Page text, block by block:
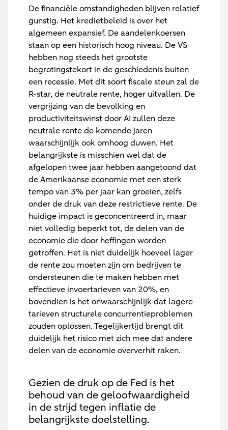
De financiële omstandigheden blijven relatief
gunstig. Het kredietbeleid is over het
algemeen expansief. De aandelenkoersen
staan op een historisch hoog niveau. De VS
hebben nog steeds het grootste
begrotingstekort in de geschiedenis buiten
een recessie. Met dit soort fiscale steun zal de
R-star, de neutrale rente, hoger uitvallen. De
vergrijzing van de bevolking en
productiviteitswinst door AI zullen deze
neutrale rente de komende jaren
waarschijnlijk ook omhoog duwen. Het
belangrijkste is misschien wel dat de
afgelopen twee jaar hebben aangetoond dat
de Amerikaanse economie met een sterk
tempo van 3% per jaar kan groeien, zelfs
onder de druk van deze restrictieve rente. De
huidige impact is geconcentreerd in, maar
niet volledig beperkt tot, de delen van de
economie die door heffingen worden
getroffen. Het is niet duidelijk hoeveel lager
de rente zou moeten zijn om bedrijven te
ondersteunen die te maken hebben met
effectieve invoertarieven van 20%, en
bovendien is het onwaarschijnlijk dat lagere
tarieven structurele concurrentieproblemen
zouden oplossen. Tegelijkertijd brengt dit
duidelijk het risico met zich mee dat andere
delen van de economie oververhit raken.
Gezien de druk op de Fed is het
behoud van de geloofwaardigheid
in de strijd tegen inflatie de
belangrijkste doelstelling.